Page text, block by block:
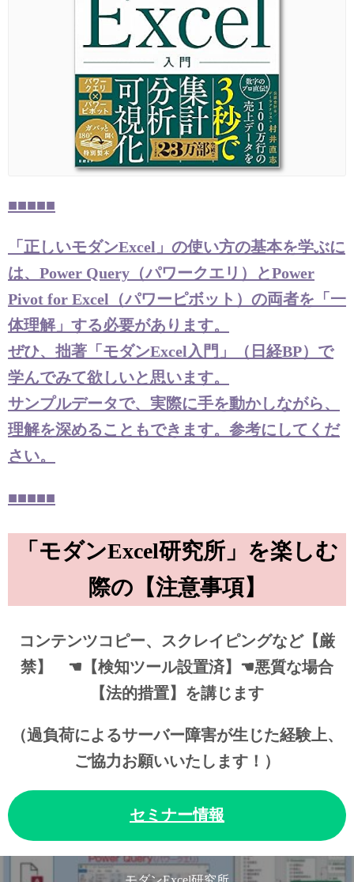
■■■■■
「正しいモダンExcel」の使い方の基本を学ぶに
は、Power Query（パワークエリ）とPower
Pivot for Excel（パワーピボット）の両者を「一
体理解」する必要があります。
ぜひ、拙著「モダンExcel入門」（日経BP）で
学んでみて欲しいと思います。
サンプルデータで、実際に手を動かしながら、
理解を深めることもできます。参考にしてくだ
さい。
■■■■■
「モダンExcel研究所」を楽しむ
際の【注意事項】
コンテンツコピー、スクレイピングなど【厳
禁】 ☚【検知ツール設置済】☚悪質な場合
【法的措置】を講じます
（過負荷によるサーバー障害が生じた経験上、
ご協力お願いいたします！）
セミナー情報